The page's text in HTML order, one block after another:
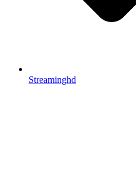
Streaminghd